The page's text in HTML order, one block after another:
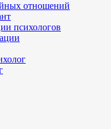
отношений
психологов